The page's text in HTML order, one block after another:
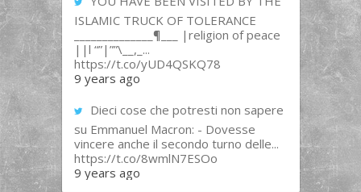
ISLAMIC TRUCK OF TOLERANCE
______________¶___ |religion of peace
||l “”|””\__,_...
https://t.co/yUD4QSKQ78
9 years ago
Dieci cose che potresti non sapere
su Emmanuel Macron: - Dovesse
vincere anche il secondo turno delle...
https://t.co/8wmlN7ESOo
9 years ago